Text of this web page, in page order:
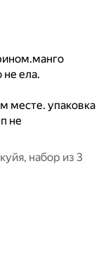
не ела.
месте. упаковка
не
набор из 3